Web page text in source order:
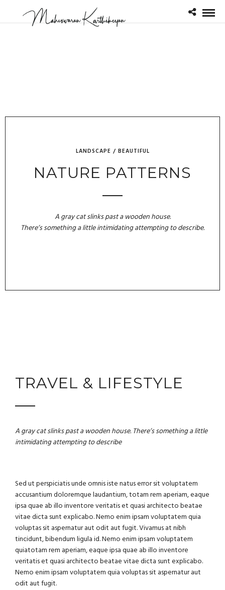
LANDSCAPE / BEAUTIFUL
NATURE PATTERNS
A gray cat slinks past a wooden house.
There’s something a little intimidating attempting to describe.
TRAVEL & LIFESTYLE
A gray cat slinks past a wooden house. There’s something a little
intimidating attempting to describe
Sed ut perspiciatis unde omnis iste natus error sit voluptatem
accusantium doloremque laudantium, totam rem aperiam, eaque
ipsa quae ab illo inventore veritatis et quasi architecto beatae
vitae dicta sunt explicabo. Nemo enim ipsam voluptatem quia
voluptas sit aspernatur aut odit aut fugit. Vivamus at nibh
tincidunt, bibendum ligula id. Nemo enim ipsam voluptatem
quiatotam rem aperiam, eaque ipsa quae ab illo inventore
veritatis et quasi architecto beatae vitae dicta sunt explicabo.
Nemo enim ipsam voluptatem quia voluptas sit aspernatur aut
odit aut fugit.